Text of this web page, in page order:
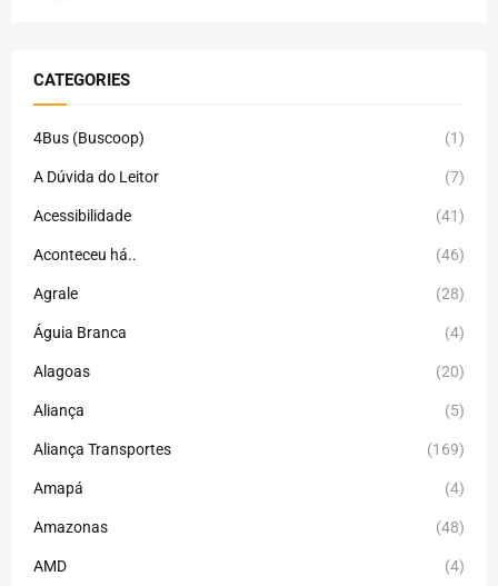
CATEGORIES
4Bus (Buscoop) (1)
A Dúvida do Leitor (7)
Acessibilidade (41)
Aconteceu há.. (46)
Agrale (28)
Águia Branca (4)
Alagoas (20)
Aliança (5)
Aliança Transportes (169)
Amapá (4)
Amazonas (48)
AMD (4)